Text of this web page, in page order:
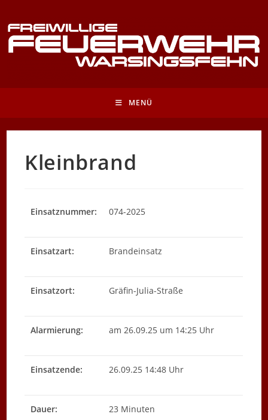
Inhalt
springen
MENÜ
Kleinbrand
Einsatznummer: 074-2025
Einsatzart: Brandeinsatz
Einsatzort: Gräfin-Julia-Straße
Alarmierung: am 26.09.25 um 14:25 Uhr
Einsatzende: 26.09.25 14:48 Uhr
Dauer: 23 Minuten